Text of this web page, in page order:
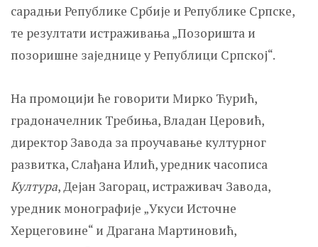
сарадњи Републике Србије и Републике Српске,
те резултати истраживања „Позоришта и
позоришне заједнице у Републици Српској“.
На промоцији ће говорити Мирко Ћурић,
градоначелник Требиња, Владан Церовић,
директор Завода за проучавање културног
развитка, Слађана Илић, уредник часописа
Култура, Дејан Загорац, истраживач Завода,
уредник монографије „Укуси Источне
Херцеговине“ и Драгана Мартиновић,